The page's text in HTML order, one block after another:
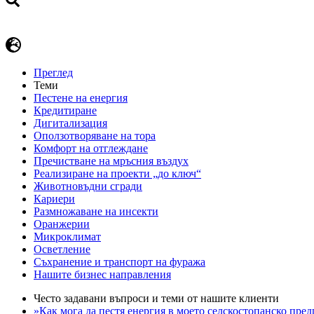
Преглед
Теми
Пестене на енергия
Кредитиране
Дигитализация
Оползотворяване на тора
Комфорт на отглеждане
Пречистване на мръсния въздух
Реализиране на проекти „до ключ“
Животновъдни сгради
Кариери
Размножаване на инсекти
Оранжерии
Микроклимат
Осветление
Съхранение и транспорт на фуража
Нашите бизнес направления
Често задавани въпроси и теми от нашите клиенти
»Как мога да пестя енергия в моето селскостопанско